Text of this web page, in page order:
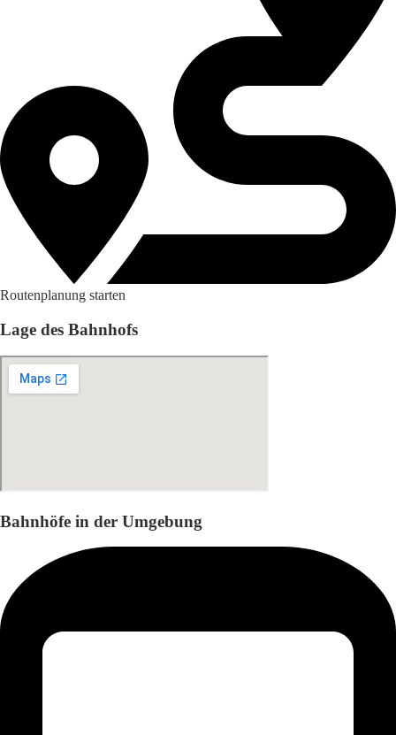
Routenplanung starten
Lage des Bahnhofs
Bahnhöfe in der Umgebung